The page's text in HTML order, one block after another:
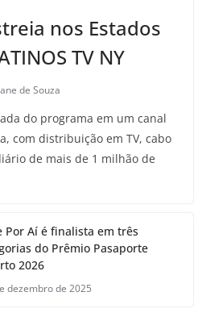
nos Estados
TV NY
de Souza
do programa em um canal
com distribuição em TV, cabo
de mais de 1 milhão de
Por Aí é finalista em três
do Prêmio Pasaporte
2026
dezembro de 2025